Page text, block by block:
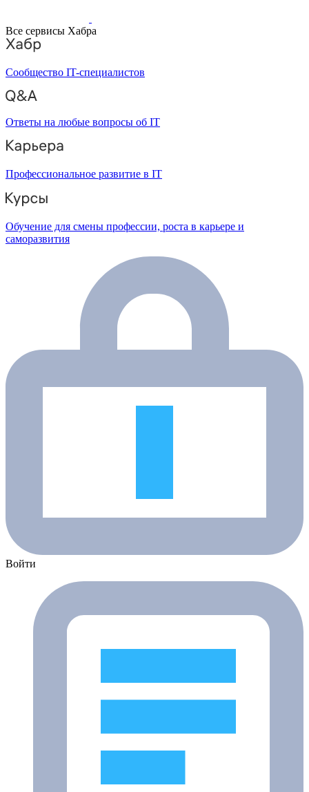
Все сервисы Хабра
Сообщество IT-специалистов
Ответы на любые вопросы об IT
Профессиональное развитие в IT
Обучение для смены профессии, роста в карьере и
саморазвития
Войти